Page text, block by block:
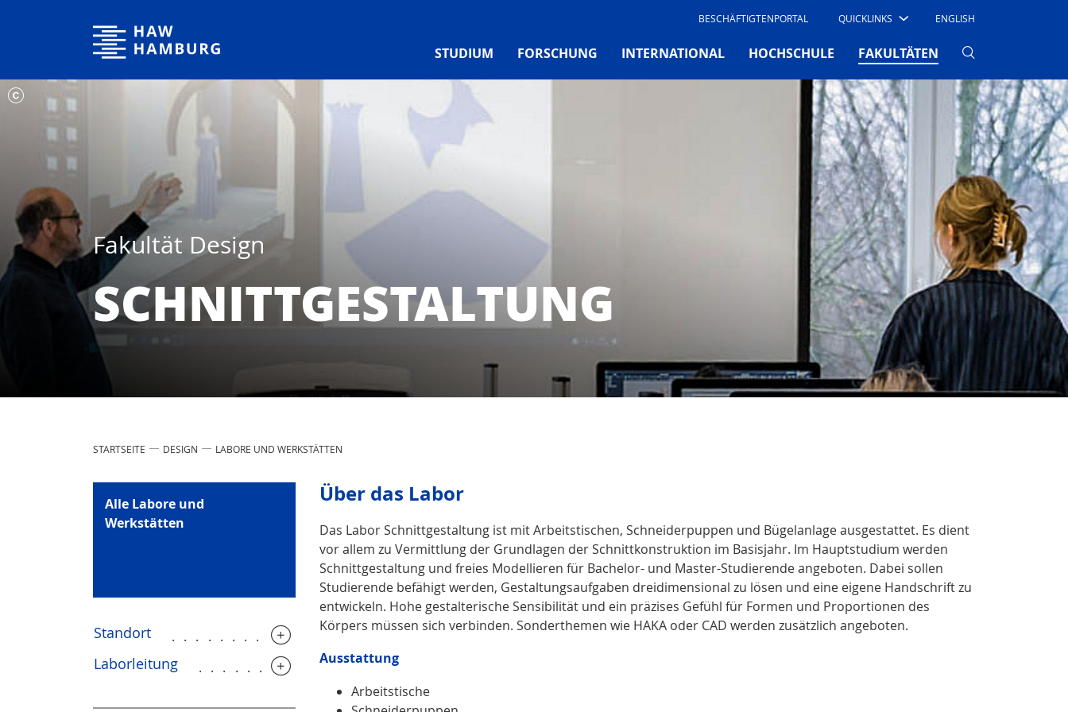
Hochschule für Angewandte Wissenschaften Hamburg BESCHÄFTIGTENPORTAL QUICKLINKS ENGLISH
STUDIUM FORSCHUNG INTERNATIONAL HOCHSCHULE FAKULTÄTEN (CURRENT)
Fakultät Design
SCHNITTGESTALTUNG
STARTSEITE DESIGN LABORE UND WERKSTÄTTEN
Alle Labore und
Werkstätten
Standort
Laborleitung
Über das Labor
Das Labor Schnittgestaltung ist mit Arbeitstischen, Schneiderpuppen und Bügelanlage ausgestattet. Es dient
vor allem zu Vermittlung der Grundlagen der Schnittkonstruktion im Basisjahr. Im Hauptstudium werden
Schnittgestaltung und freies Modellieren für Bachelor- und Master-Studierende angeboten. Dabei sollen
Studierende befähigt werden, Gestaltungsaufgaben dreidimensional zu lösen und eine eigene Handschrift zu
entwickeln. Hohe gestalterische Sensibilität und ein präzises Gefühl für Formen und Proportionen des
Körpers müssen sich verbinden. Sonderthemen wie HAKA oder CAD werden zusätzlich angeboten.
Ausstattung
Arbeitstische